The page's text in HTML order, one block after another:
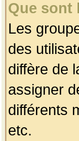
Que sont
Les
des
diffère de
assigner
différents
etc.